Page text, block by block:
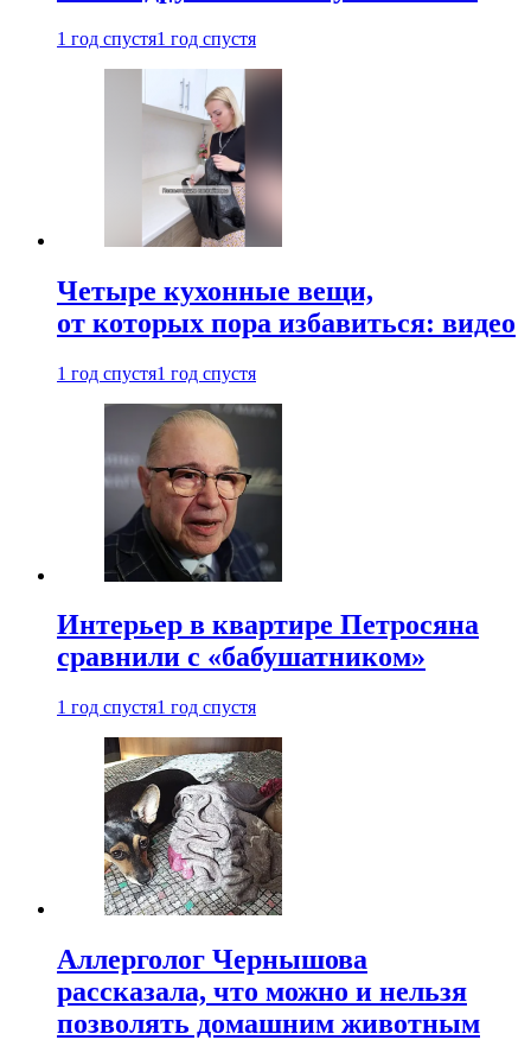
1 год спустя1 год спустя
Четыре кухонные вещи,
от которых пора избавиться: видео
1 год спустя1 год спустя
Интерьер в квартире Петросяна
сравнили с «бабушатником»
1 год спустя1 год спустя
Аллерголог Чернышова
рассказала, что можно и нельзя
позволять домашним животным